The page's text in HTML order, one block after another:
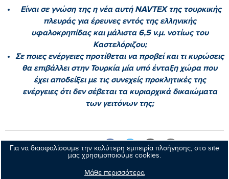
Για να διασφαλίσουμε την καλύτερη εμπειρία πλοήγησης, στο site
μας χρησιμοποιούμε cookies.
Μάθε περισσότερα
Είναι σε γνώση της η νέα αυτή NAVTEX της τουρκικής
πλευράς για έρευνες εντός της ελληνικής
υφαλοκρηπίδας και μάλιστα 6,5 ν.μ. νοτίως του
Καστελόριζου;
Σε ποιες ενέργειες προτίθεται να προβεί και τι κυρώσεις
θα επιβάλλει στην Τουρκία μία υπό ένταξη χώρα που
έχει αποδείξει με τις συνεχείς προκλητικές της
ενέργειες ότι δεν σέβεται τα κυριαρχικά δικαιώματα
των γειτόνων της;
Κοινοποιήστε: